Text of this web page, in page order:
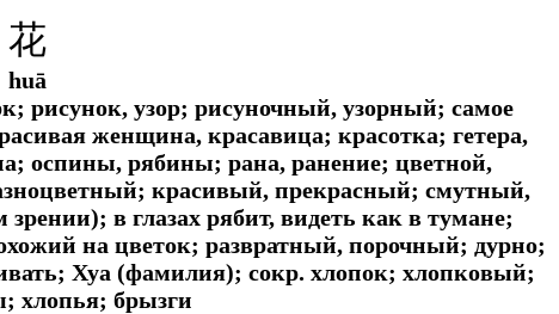
花
huā
рисунок, узор; рисуночный, узорный; самое
женщина, красавица; красотка; гетера,
оспины, рябины; рана, ранение; цветной,
красивый, прекрасный; смутный,
в глазах рябит, видеть как в тумане;
на цветок; развратный, порочный; дурно;
Хуа (фамилия); сокр. хлопок; хлопковый;
хлопья; брызги